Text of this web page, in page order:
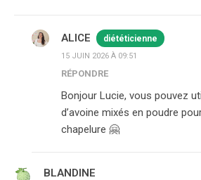
ALICE diététicienne
15 JUIN 2026 À 09:51
RÉPONDRE
Bonjour Lucie, vous pouvez
d’avoine mixés en poudre
chapelure 🤗
BLANDINE